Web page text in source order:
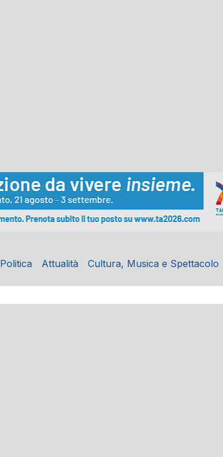
Politica Attualità Cultura, Musica e Spettacolo